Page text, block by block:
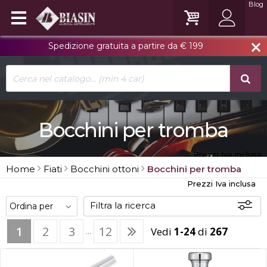
close
Spedizione gratuita a partire da € 199
Blog
Bocchini per tromba
Prezzi Iva inclusa
Home Fiati Bocchini ottoni Bocchini per tromba
Prezzi Iva inclusa
Filtra la ricerca
Disponibili In sede
1 2 3 ... 12 Vedi 1-24di 267